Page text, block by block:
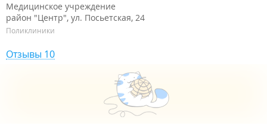
Медицинское учреждение
район "Центр", ул. Посьетская, 24
Поликлиники
Отзывы 10